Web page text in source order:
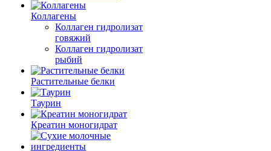
Коллагены
Коллаген гидролизат
говяжий
Коллаген гидролизат
рыбий
Растительные белки
Таурин
Креатин моногидрат